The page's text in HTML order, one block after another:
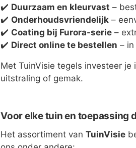
✔️ Duurzaam en kleurvast –
✔️ Onderhoudsvriendelijk –
✔️ Coating bij Furora-serie –
✔️ Direct online te bestellen –
Met TuinVisie tegels investeer
uitstraling of gemak.
Voor elke tuin en toepassing
Het assortiment van TuinVisie